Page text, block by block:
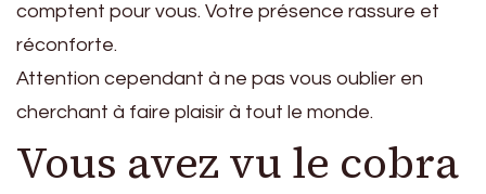
comptent pour vous. Votre présence rassure et
réconforte.
Attention cependant à ne pas vous oublier en
cherchant à faire plaisir à tout le monde.
Vous avez vu le cobra